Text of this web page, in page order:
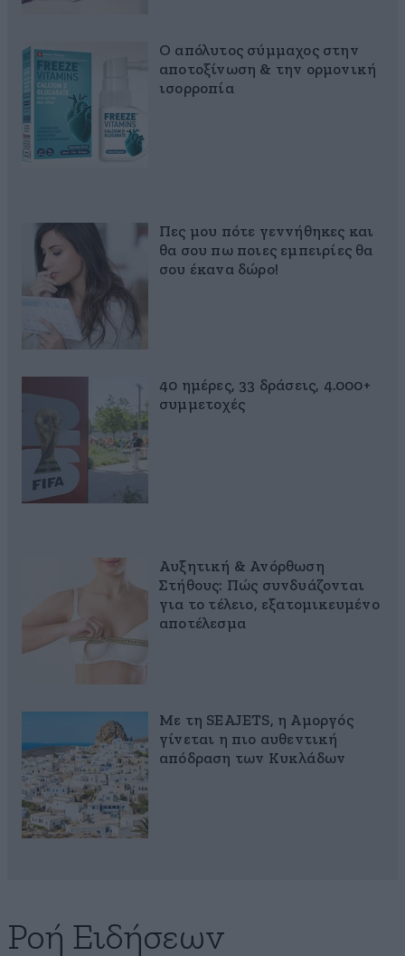
Ο απόλυτος σύμμαχος στην
αποτοξίνωση & την ορμονική
ισορροπία
Πες μου πότε γεννήθηκες και
θα σου πω ποιες εμπειρίες θα
σου έκανα δώρο!
40 ημέρες, 33 δράσεις, 4.000+
συμμετοχές
Αυξητική & Ανόρθωση
Στήθους: Πώς συνδυάζονται
για το τέλειο, εξατομικευμένο
αποτέλεσμα
Με τη SEAJETS, η Αμοργός
γίνεται η πιο αυθεντική
απόδραση των Κυκλάδων
Ροή Ειδήσεων